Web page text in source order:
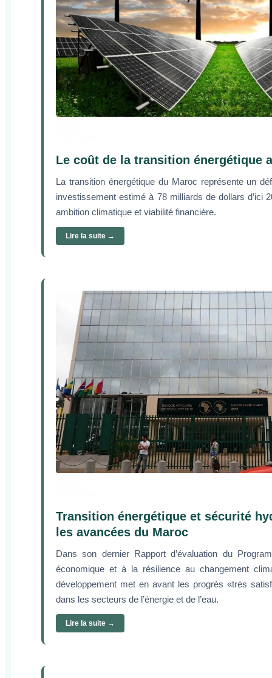
Le coût de la transition énergétique
La transition énergétique du Maroc représente un
investissement estimé à 78 milliards de dollars d’ici
ambition climatique et viabilité financière.
Lire la suite →
Transition énergétique et sécurité
les avancées du Maroc
Dans son dernier Rapport d’évaluation du
économique et à la résilience au changement
développement met en avant les progrès «très
dans les secteurs de l’énergie et de l’eau.
Lire la suite →